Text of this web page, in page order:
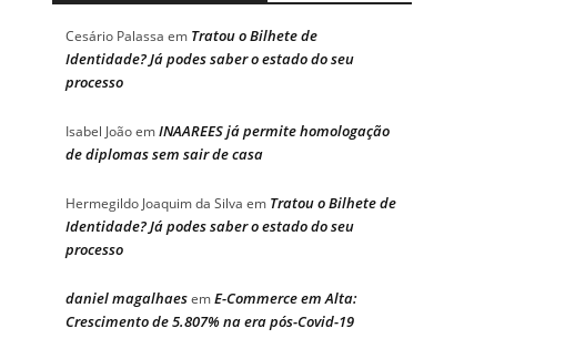
Cesário Palassa em Tratou o Bilhete de
Identidade? Já podes saber o estado do seu
processo
Isabel JoãoemINAAREES já permite homologação
de diplomas sem sair de casa
Hermegildo Joaquim da Silva em Tratou o Bilhete de
Identidade? Já podes saber o estado do seu
processo
daniel magalhaesemE-Commerce em Alta:
Crescimento de 5.807% na era pós-Covid-19